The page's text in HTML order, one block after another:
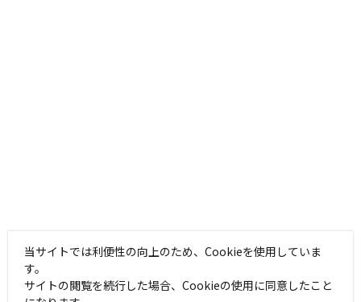
当サイトでは利便性の向上のため、Cookieを使用していま
す。
サイトの閲覧を続行した場合、Cookieの使用に同意したこと